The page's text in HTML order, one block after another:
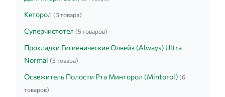
Кеторол (3 товара)
Суперчистотел (5 товаров)
Прокладки Гигиенические Олвейз (Always) Ultra
Normal (3 товара)
Освежитель Полости Рта Минторол (Mintorol) (6
товаров)